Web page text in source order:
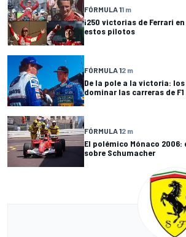
FÓRMULA 11 m
¡250 victorias de Ferrari
estos pilotos
FÓRMULA 12 m
De la pole a la victoria:
dominar las carreras de F1
FÓRMULA 12 m
El polémico Mónaco 2006:
sobre Schumacher